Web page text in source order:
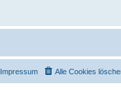
Alle Cookies
Impressum